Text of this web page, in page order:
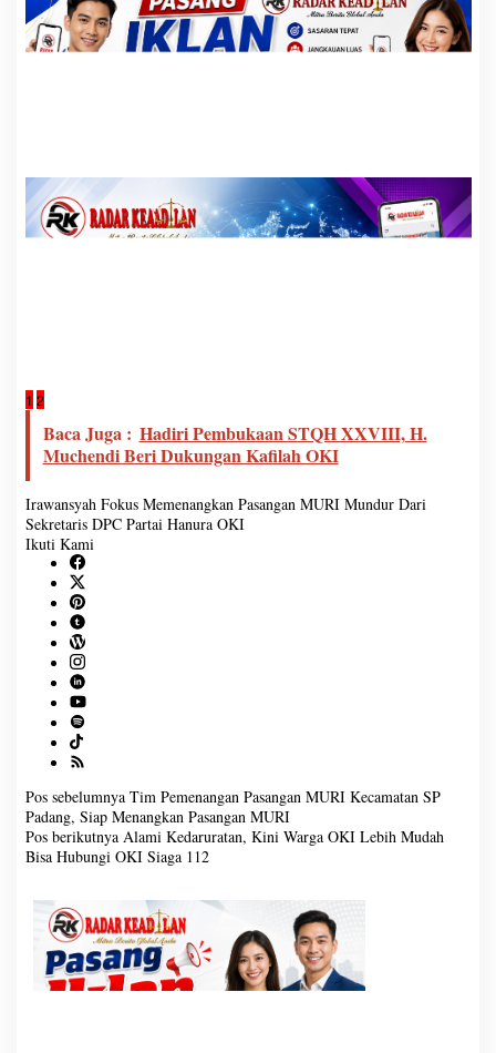
1 2
Baca Juga : Hadiri Pembukaan STQH XXVIII, H.
Muchendi Beri Dukungan Kafilah OKI
Irawansyah Fokus Memenangkan Pasangan MURI Mundur Dari
Sekretaris DPC Partai Hanura OKI
Ikuti Kami
N
a
v
i
Pos sebelumnyaTim Pemenangan Pasangan MURI Kecamatan SP
Padang, Siap Menangkan Pasangan MURI
Pos berikutnyaAlami Kedaruratan, Kini Warga OKI Lebih Mudah
Bisa Hubungi OKI Siaga 112